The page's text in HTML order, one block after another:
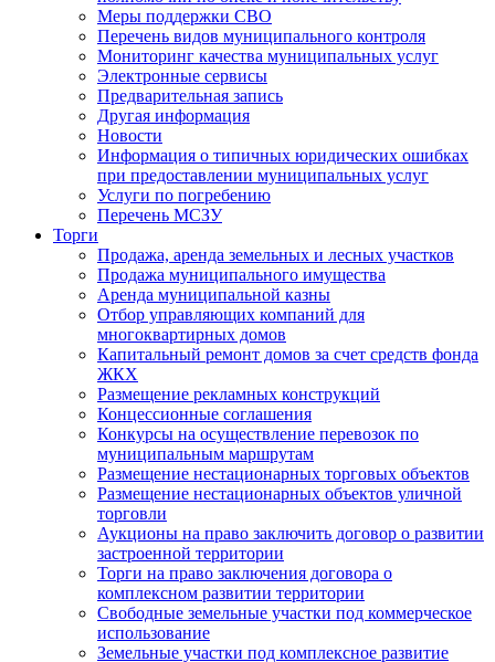
Меры поддержки СВО
Перечень видов муниципального контроля
Мониторинг качества муниципальных услуг
Электронные сервисы
Предварительная запись
Другая информация
Новости
Информация о типичных юридических ошибках
при предоставлении муниципальных услуг
Услуги по погребению
Перечень МСЗУ
Торги
Продажа, аренда земельных и лесных участков
Продажа муниципального имущества
Аренда муниципальной казны
Отбор управляющих компаний для
многоквартирных домов
Капитальный ремонт домов за счет средств фонда
ЖКХ
Размещение рекламных конструкций
Концессионные соглашения
Конкурсы на осуществление перевозок по
муниципальным маршрутам
Размещение нестационарных торговых объектов
Размещение нестационарных объектов уличной
торговли
Аукционы на право заключить договор о развитии
застроенной территории
Торги на право заключения договора о
комплексном развитии территории
Свободные земельные участки под коммерческое
использование
Земельные участки под комплексное развитие